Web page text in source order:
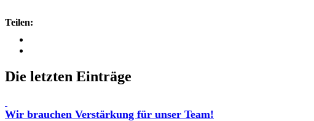
Teilen:
Die letzten Einträge
Wir brauchen Verstärkung für unser Team!